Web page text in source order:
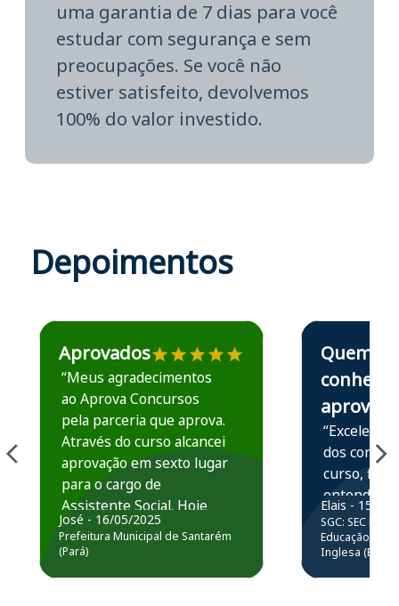
uma garantia de 7 dias para você
estudar com segurança e sem
preocupações. Se você não
estiver satisfeito, devolvemos
100% do valor investido.
Depoimentos
Estudante José recomenda o Aprova Concursos em
Aprovados
“Meus agradecimentos
ao Aprova Concursos
pela parceria que aprova.
Através do curso alcancei
aprovação em sexto lugar
para o cargo de
Assistente Social. Hoje
estou atuando na
Prefeitura de Santarém.
José - 16/05/2025
Prefeitura Municipal de Santarém
(Pará)
Estudante Elais
Quem
conhece,
aprova
“Excelente
dos
curso,
entender e
prática
resolução
questões.”
Elais - 15/07/
SGC: SEC BA
Educação
Inglesa (Edital